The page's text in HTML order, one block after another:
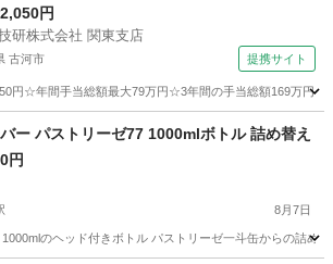
円
研株式会社 関東支店
古河市 提携サイト
円☆年間手当総額最大79万円☆3年間の手当総額169万円
他
ドーバー パストリーゼ77 1000mlボトル 詰め替え
円
8月7日
1000mlのヘッド付きボトル パストリーゼ一斗缶からの詰